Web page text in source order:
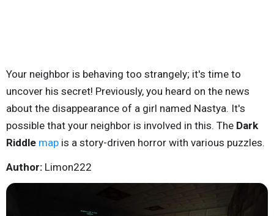
Your neighbor is behaving too strangely; it's time to
uncover his secret! Previously, you heard on the news
about the disappearance of a girl named Nastya. It's
possible that your neighbor is involved in this. The Dark
Riddle map is a story-driven horror with various puzzles.
Author: Limon222